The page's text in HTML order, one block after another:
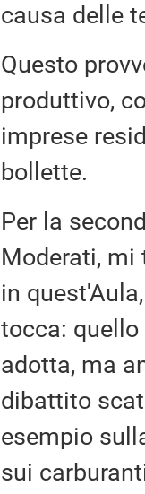
causa delle
Questo
produttivo,
imprese
bollette.
Per la
Moderati, mi
in
tocca: quello
adotta, ma
dibattito
esempio
sui